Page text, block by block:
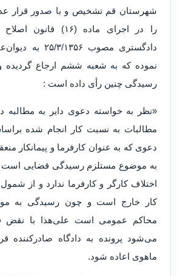
شهرستان قم تشخیص و با صدو‌ر قرار
را در اجرای ماده (۱۶)
دادگستری مصوب
نموده که به شعبه ششم ارجاع
رسیدگی چنین رأی داده است :
«نظر به خواسته دعوی دایر به
مطالبات به نسبت کار انجام شده
دعوی که به عنوان کارفرما و پیمانکار
به موضوع مستلزم رسیدگی قضایی است و
کار خارج است و چون رسیدگی به
محاکم عمومی است علی‌هذا با نقض
می‌شود پرو‌نده به دادگاه صادرکننده
ماهوی اعاده شود.